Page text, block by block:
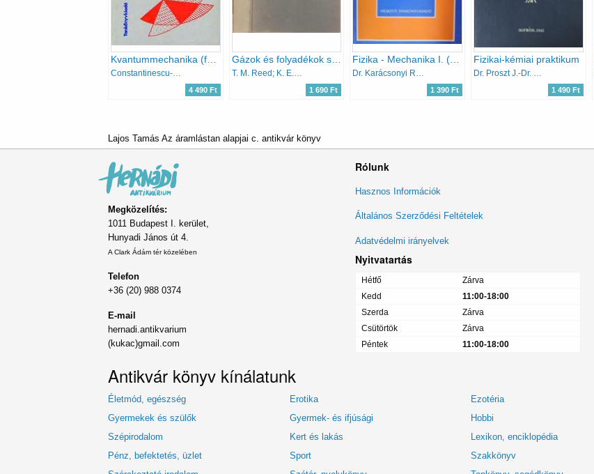
Constantinescu-Magyari
4 490 Ft
Gázok és folyadékok statisztikus termodinamikája (Transzportjellemzők számítása statisztikus modellek alapján)
T. M. Reed; K. E. Gubbins
1 690 Ft
Dr. Karácsonyi Rezső, Dr. Paál Tamás
1 390 Ft
Fizikai-kémiai praktikum
Dr. Proszt J.-Dr. Erdey-Grúz T
1 490 Ft
Lajos Tamás Az áramlástan alapjai c. antikvár könyv
Megközelítés:
1011 Budapest I. kerület,
Hunyadi János út 4.
A Clark Ádám tér közelében
Telefon
+36 (20) 988 0374
E-mail
hernadi.antikvarium
(kukac)gmail.com
Rólunk
Lábléc
menü
Hasznos Információk
Általános Szerződési Feltételek
Adatvédelmi irányelvek
Nyitvatartás
Hétfő
Zárva
Kedd
11:00-18:00
Szerda
Zárva
Csütörtök
Zárva
Péntek
11:00-18:00
Antikvár könyv kínálatunk
Életmód, egészség Erotika Ezotéria
Gyermekek és szülők
Gyermek- és ifjúsági Hobbi
Szépirodalom
Kert és lakás Lexikon, enciklopédia
Pénz, befektetés, üzlet
Sport Szakkönyv